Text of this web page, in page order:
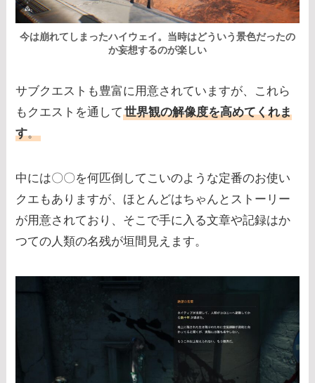
今は崩れてしまったハイウェイ。当時はどういう景色だったの
か妄想するのが楽しい
サブクエストも豊富に用意されていますが、これら
もクエストを通して世界観の解像度を高めてくれま
す。
中には〇〇を何匹倒してこいのような定番のお使い
クエもありますが、ほとんどはちゃんとストーリー
が用意されており、そこで手に入る文章や記録はか
つての人類の名残が垣間見えます。